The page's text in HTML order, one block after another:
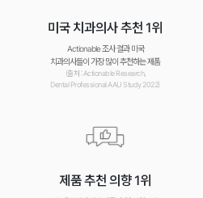
미국 치과의사 추천 1위
Actionable 조사 결과 미국
치과의사들이 가장 많이 추천하는 제품
(출처 : Actionable Research,
Dental Professional AAU Study 2022)
제품 추천 의향 1위